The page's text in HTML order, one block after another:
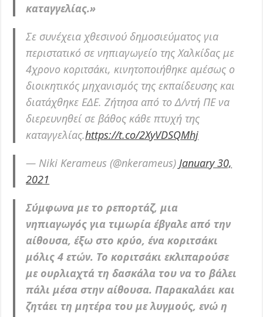
καταγγελίας.»
Σε συνέχεια χθεσινού δημοσιεύματος για
περιστατικό σε νηπιαγωγείο της Χαλκίδας με
4χρονο κοριτσάκι, κινητοποιήθηκε αμέσως ο
διοικητικός μηχανισμός της εκπαίδευσης και
διατάχθηκε ΕΔΕ. Ζήτησα από το Δ/ντή ΠΕ να
διερευνηθεί σε βάθος κάθε πτυχή της
καταγγελίας.https://t.co/2XyVDSQMhj
— Niki Kerameus (@nkerameus) January 30,
2021
Σύμφωνα με το ρεπορτάζ, μια
νηπιαγωγός για τιμωρία έβγαλε από την
αίθουσα, έξω στο κρύο, ένα κοριτσάκι
μόλις 4 ετών. Το κοριτσάκι εκλιπαρούσε
με ουρλιαχτά τη δασκάλα του να το βάλει
πάλι μέσα στην αίθουσα. Παρακαλάει και
ζητάει τη μητέρα του με λυγμούς, ενώ η